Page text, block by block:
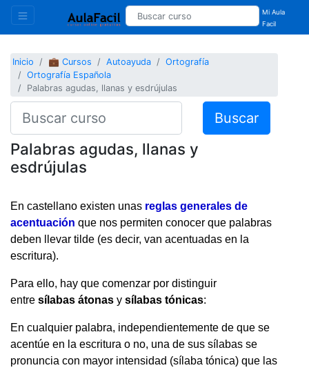
Mi Aula
Facil
Inicio 💼 Cursos Autoayuda
Ortografía
Ortografía Española
Palabras agudas, llanas y esdrújulas
Buscar
Palabras agudas, llanas y
esdrújulas
En castellano existen unas reglas generales de
acentuación que nos permiten conocer que palabras
deben llevar tilde (es decir, van acentuadas en la
escritura).
Para ello, hay que comenzar por distinguir
entre sílabas átonas y sílabas tónicas:
En cualquier palabra, independientemente de que se
acentúe en la escritura o no, una de sus sílabas se
pronuncia con mayor intensidad (sílaba tónica) que las